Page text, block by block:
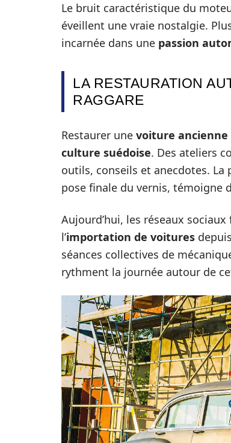
Le bruit caractéristique du
éveillent une vraie nostalgie.
incarnée dans une passion
LA RESTAURATION
RAGGARE
Restaurer une voiture ancienne
culture suédoise. Des ateliers
outils, conseils et anecdotes. La
pose finale du vernis, témoigne
Aujourd’hui, les réseaux
l’importation de voitures
séances collectives de
rythment la journée autour de